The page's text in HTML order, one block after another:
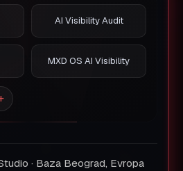
AI Visibility Audit
MXD OS AI Visibility
· Baza Beograd, Evropa